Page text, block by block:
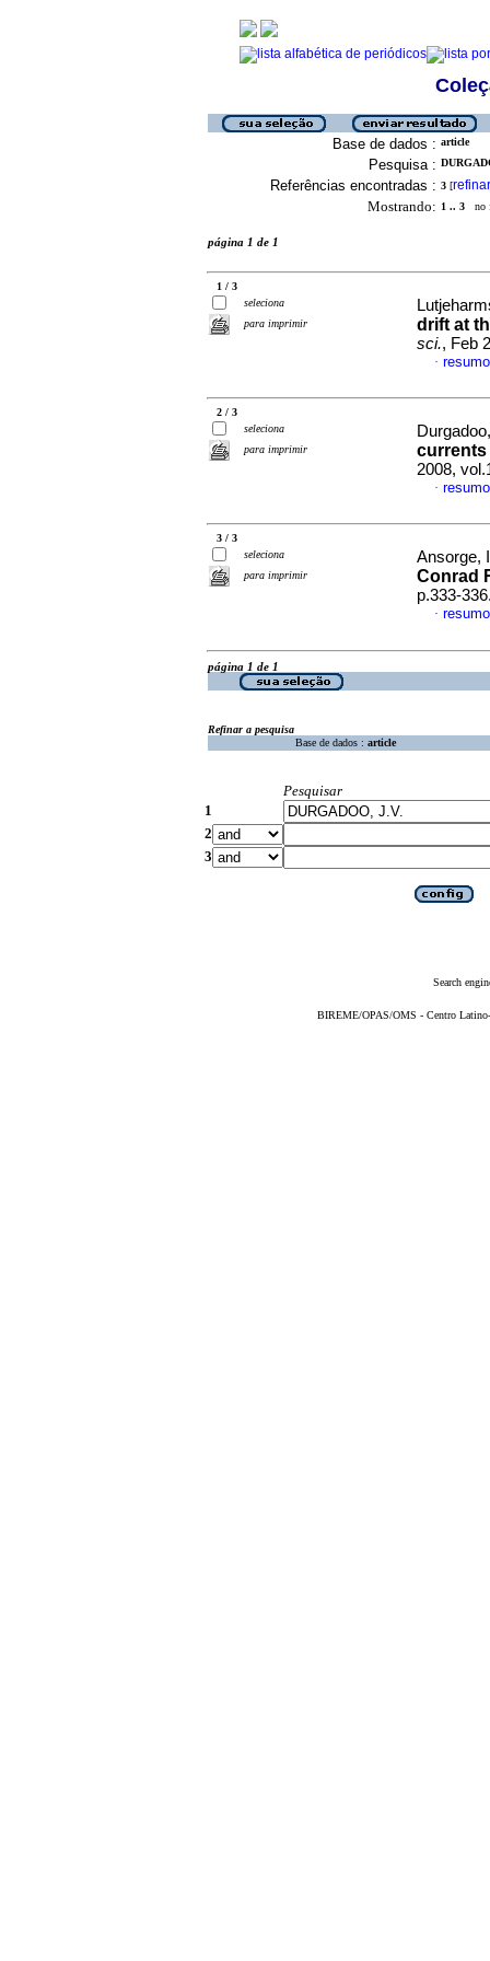
Base de dados : article
Pesquisa :
Referências encontradas : 3 [refinar
Mostrando: 1 .. 3 no
página 1 de 1
1 / 3
seleciona
para imprimir
drift at
sci., Feb
·
2 / 3
seleciona
para imprimir
currents
2008,
·
3 / 3
seleciona
para imprimir
Ansorge,
Conrad
p.333-
·
página 1 de 1
Refinar a pesquisa
Base de dados : article
Pesquisar
1
2
3
Search
BIREME/OPAS/OMS - Centro Latino-